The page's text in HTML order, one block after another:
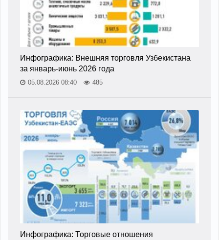
Инфографика: Внешняя торговля Узбекистана
за январь-июнь 2026 года
05.08.2026 08:40 485
Инфографика: Торговые отношения